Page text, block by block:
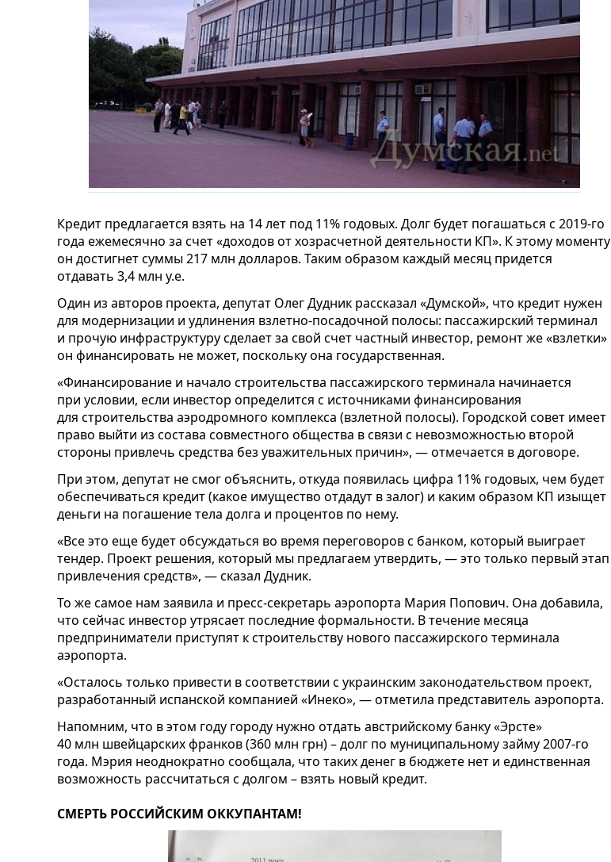
Кредит предлагается взять на 14 лет под 11% годовых. Долг будет погашаться с 2019-го
года ежемесячно за счет «доходов от хозрасчетной деятельности КП». К этому моменту
он достигнет суммы 217 млн долларов. Таким образом каждый месяц придется
отдавать 3,4 млн у.е.
Один из авторов проекта, депутат Олег Дудник рассказал «Думской», что кредит нужен
для модернизации и удлинения взлетно-посадочной полосы: пассажирский терминал
и прочую инфраструктуру сделает за свой счет частный инвестор, ремонт же «взлетки»
он финансировать не может, поскольку она государственная.
«Финансирование и начало строительства пассажирского терминала начинается
при условии, если инвестор определится с источниками финансирования
для строительства аэродромного комплекса (взлетной полосы). Городской совет имеет
право выйти из состава совместного общества в связи с невозможностью второй
стороны привлечь средства без уважительных причин», — отмечается в договоре.
При этом, депутат не смог объяснить, откуда появилась цифра 11% годовых, чем будет
обеспечиваться кредит (какое имущество отдадут в залог) и каким образом КП изыщет
деньги на погашение тела долга и процентов по нему.
«Все это еще будет обсуждаться во время переговоров с банком, который выиграет
тендер. Проект решения, который мы предлагаем утвердить, — это только первый этап
привлечения средств», — сказал Дудник.
То же самое нам заявила и пресс-секретарь аэропорта Мария Попович. Она добавила,
что сейчас инвестор утрясает последние формальности. В течение месяца
предприниматели приступят к строительству нового пассажирского терминала
аэропорта.
«Осталось только привести в соответствии с украинским законодательством проект,
разработанный испанской компанией «Инеко», — отметила представитель аэропорта.
Напомним, что в этом году городу нужно отдать австрийскому банку «Эрсте»
40 млн швейцарских франков (360 млн грн) – долг по муниципальному займу 2007-го
года. Мэрия неоднократно сообщала, что таких денег в бюджете нет и единственная
возможность рассчитаться с долгом – взять новый кредит.
СМЕРТЬ РОССИЙСКИМ ОККУПАНТАМ!